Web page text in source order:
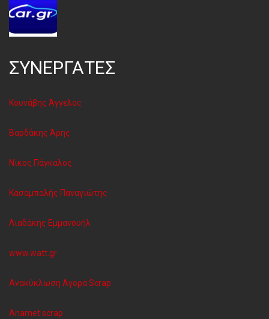
ΣΥΝΕΡΓΑΤΕΣ
Κουνάβης Άγγελος
Βαρδάκης Άρης
Νίκος Πάγκαλος
Κασαμπαλής Παναγιώτης
Λιαδάκης Εμμανουήλ
www.watt.gr
Ανακύκλωση Aγορά Scrap
Anamet scrap